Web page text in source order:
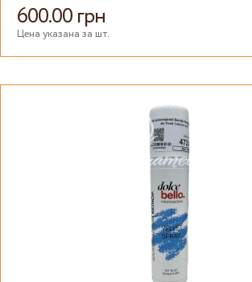
600.00 грн
Цена указана за шт.